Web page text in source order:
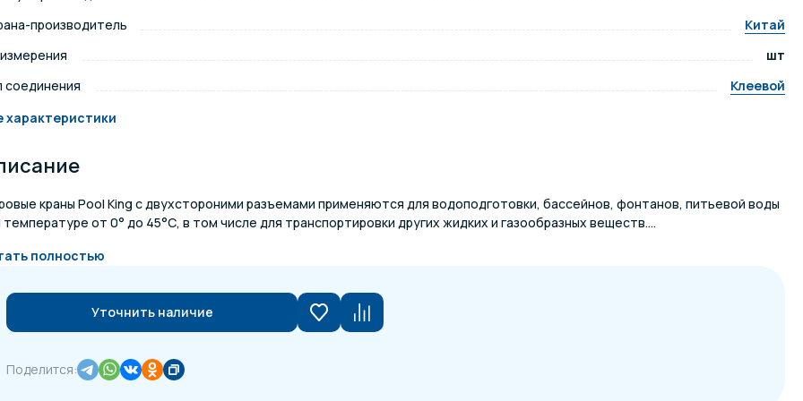
и подсветка для
Оборудование для хаммамов
производитель
Китай
шт
соединения
Клеевой
характеристики
краны Pool King с двухстороними разъемами применяются для водоподготовки, бассейнов, фонтанов, питьевой воды
температуре от 0° до 45°С, в том числе для транспортировки других жидких и газообразных веществ....
полностью
Уточнить наличие
Поделится: